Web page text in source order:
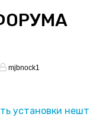
mjbnock1
установки